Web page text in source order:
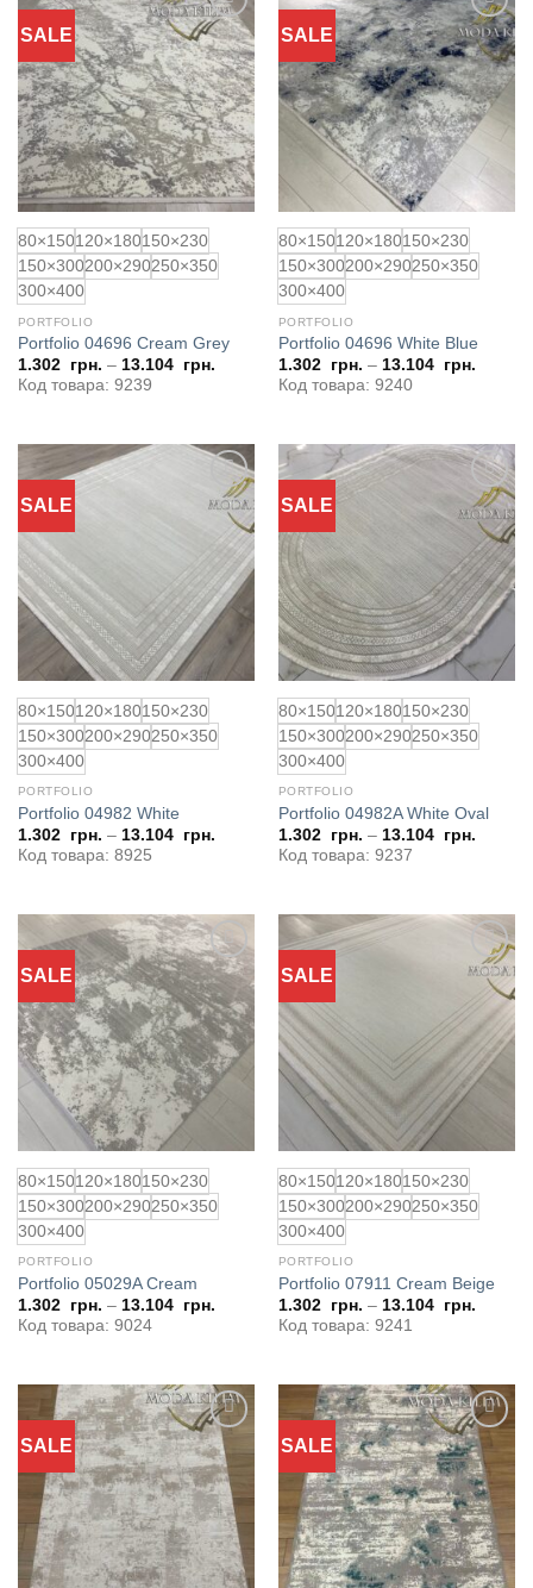
SALE
Додати
до
обраного
80×150120×180150×230
150×300200×290250×350
300×400
PORTFOLIO
Portfolio 04696 Cream Grey
1.302 грн. – 13.104 грн.
Код товара: 9239
SALE
Додати
до
обраного
80×150120×180150×230
150×300200×290250×350
300×400
PORTFOLIO
Portfolio 04696 White Blue
1.302 грн. – 13.104 грн.
Код товара: 9240
SALE
Додати
обраного
80×150120×180150×230
150×300200×290250×350
300×400
PORTFOLIO
Portfolio 04982 White
1.302 грн. – 13.104 грн.
Код товара: 8925
SALE
Додати
до
обраного
80×150120×180150×230
150×300200×290250×350
300×400
PORTFOLIO
Portfolio 04982A White Oval
1.302 грн. – 13.104 грн.
Код товара: 9237
SALE
Додати
до
обраного
80×150120×180150×230
150×300200×290250×350
300×400
PORTFOLIO
Portfolio 05029A Cream
1.302 грн. – 13.104 грн.
Код товара: 9024
SALE
Додати
обраного
80×150120×180150×230
150×300200×290250×350
300×400
PORTFOLIO
Portfolio 07911 Cream Beige
1.302 грн. – 13.104 грн.
Код товара: 9241
SALE
Додати
до
обраного
SALE
Додати
до
обраного